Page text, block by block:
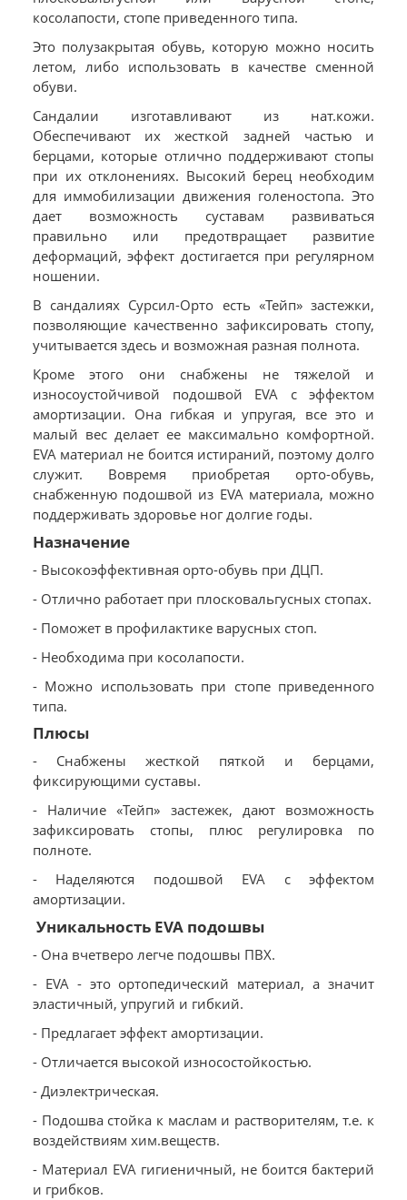
косолапости, стопе приведенного типа.
Это полузакрытая обувь, которую можно носить
летом, либо использовать в качестве сменной
обуви.
Сандалии изготавливают из нат.кожи.
Обеспечивают их жесткой задней частью и
берцами, которые отлично поддерживают стопы
при их отклонениях. Высокий берец необходим
для иммобилизации движения голеностопа. Это
дает возможность суставам развиваться
правильно или предотвращает развитие
деформаций, эффект достигается при регулярном
ношении.
В сандалиях Сурсил-Орто есть «Тейп» застежки,
позволяющие качественно зафиксировать стопу,
учитывается здесь и возможная разная полнота.
Кроме этого они снабжены не тяжелой и
износоустойчивой подошвой EVA с эффектом
амортизации. Она гибкая и упругая, все это и
малый вес делает ее максимально комфортной.
EVA материал не боится истираний, поэтому долго
служит. Вовремя приобретая орто-обувь,
снабженную подошвой из EVA материала, можно
поддерживать здоровье ног долгие годы.
Назначение
- Высокоэффективная орто-обувь при ДЦП.
- Отлично работает при плосковальгусных стопах.
- Поможет в профилактике варусных стоп.
- Необходима при косолапости.
- Можно использовать при стопе приведенного
типа.
Плюсы
- Снабжены жесткой пяткой и берцами,
фиксирующими суставы.
- Наличие «Тейп» застежек, дают возможность
зафиксировать стопы, плюс регулировка по
полноте.
- Наделяются подошвой EVA с эффектом
амортизации.
Уникальность EVA подошвы
- Она вчетверо легче подошвы ПВХ.
- EVA - это ортопедический материал, а значит
эластичный, упругий и гибкий.
- Предлагает эффект амортизации.
- Отличается высокой износостойкостью.
- Диэлектрическая.
- Подошва стойка к маслам и растворителям, т.е. к
воздействиям хим.веществ.
- Материал EVA гигиеничный, не боится бактерий
и грибков.